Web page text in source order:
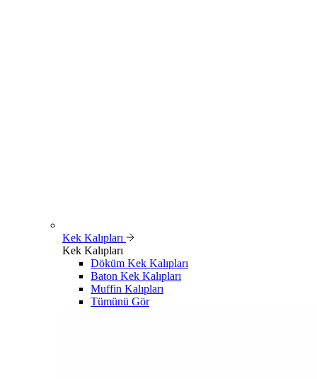
Kek Kalıpları
Kek Kalıpları
Döküm Kek Kalıpları
Baton Kek Kalıpları
Muffin Kalıpları
Tümünü Gör